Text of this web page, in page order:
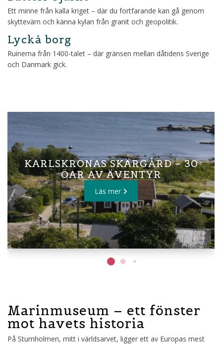
Ett minne från kalla kriget – där du fortfarande kan gå genom
skyttevärn och känna kylan från granit och geopolitik.
Lyckå borg
Ruinerna från 1400-talet – där gränsen mellan dåtidens Sverige
och Danmark gick.
KARLSKRONAS SKÄRGÅRD – 30
ÖAR AV ÄVENTYR
Läs mer
Marinmuseum – ett fönster
mot havets historia
På Stumholmen, mitt i världsarvet, ligger ett av Europas mest